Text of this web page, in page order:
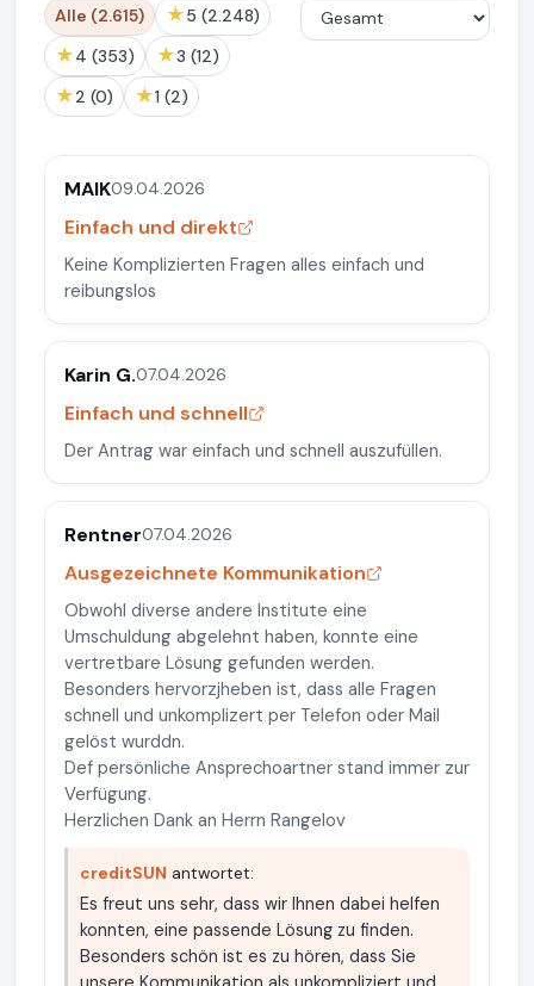
Alle (2.615) ★ 5 (2.248)
★ 4 (353) ★ 3 (12)
★ 2 (0) ★ 1 (2)
MAIK09.04.2026
Einfach und direkt
Keine Komplizierten Fragen alles einfach und
reibungslos
Karin G.07.04.2026
Einfach und schnell
Der Antrag war einfach und schnell auszufüllen.
Rentner07.04.2026
Ausgezeichnete Kommunikation
Obwohl diverse andere Institute eine
Umschuldung abgelehnt haben, konnte eine
vertretbare Lösung gefunden werden.
Besonders hervorzjheben ist, dass alle Fragen
schnell und unkomplizert per Telefon oder Mail
gelöst wurddn.
Def persönliche Ansprechoartner stand immer zur
Verfügung.
Herzlichen Dank an Herrn Rangelov
creditSUN antwortet:
Es freut uns sehr, dass wir Ihnen dabei helfen
konnten, eine passende Lösung zu finden.
Besonders schön ist es zu hören, dass Sie